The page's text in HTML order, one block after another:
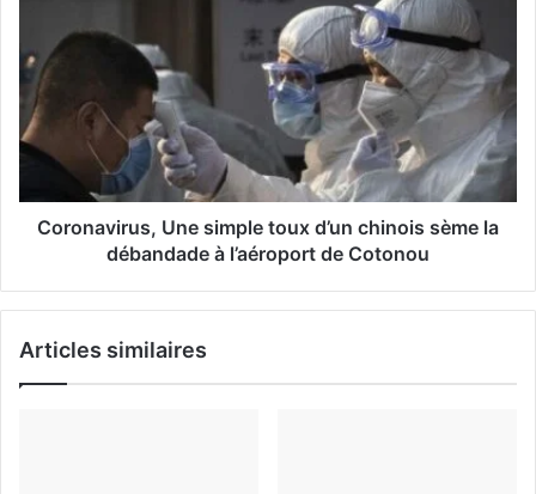
Coronavirus, Une simple toux d’un chinois sème la
débandade à l’aéroport de Cotonou
Articles similaires